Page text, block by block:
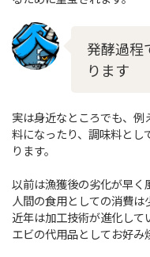
発酵過程
ります
実は身近なところでも、
料になったり、調味料とし
ります。
以前は漁獲後の劣化が早く
人間の食用としての消費は
近年は加工技術が進化し
エビの代用品としてお好み